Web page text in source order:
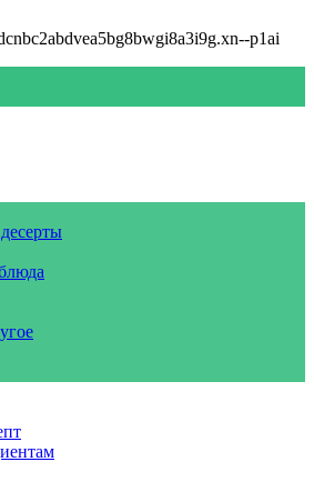
p1ai